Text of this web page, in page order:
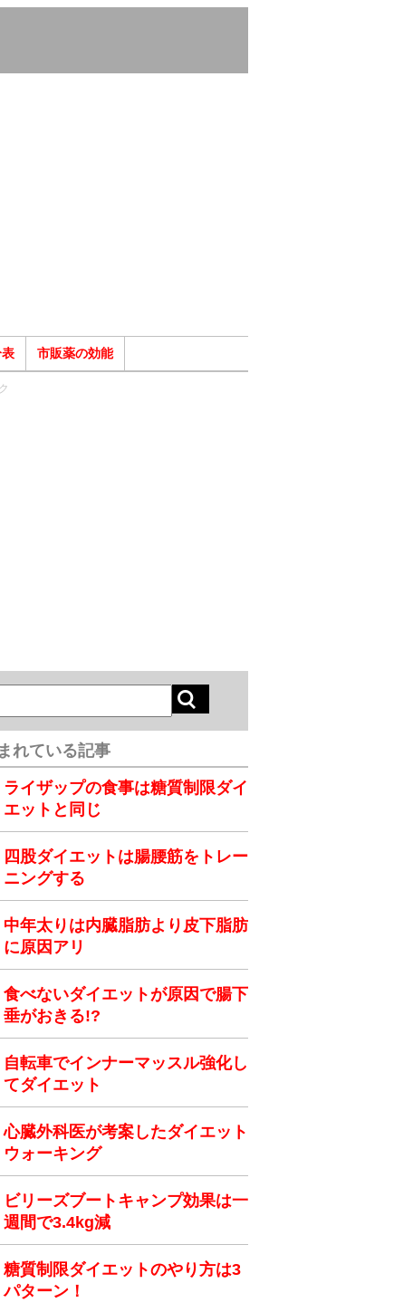
市販薬の効能
れている記事
ライザップの食事は糖質制限ダイ
エットと同じ
四股ダイエットは腸腰筋をトレー
ニングする
中年太りは内臓脂肪より皮下脂肪
に原因アリ
食べないダイエットが原因で腸下
垂がおきる!?
自転車でインナーマッスル強化し
てダイエット
心臓外科医が考案したダイエット
ウォーキング
ビリーズブートキャンプ効果は一
週間で3.4kg減
糖質制限ダイエットのやり方は3
パターン！